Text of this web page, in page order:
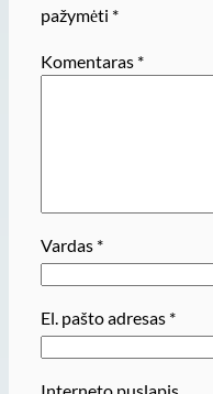
pažymėti *
Komentaras *
Vardas *
El. pašto adresas *